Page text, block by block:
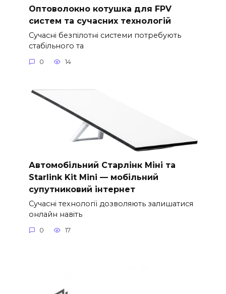
Оптоволокно котушка для FPV
систем та сучасних технологій
Сучасні безпілотні системи потребують
стабільного та
0 14
Автомобільний Старлінк Міні та
Starlink Kit Mini — мобільний
супутниковий інтернет
Сучасні технології дозволяють залишатися
онлайн навіть
0 17